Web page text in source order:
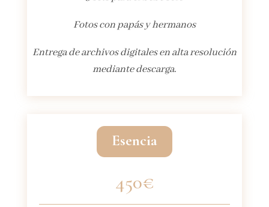
Fotos con papás y hermanos
Entrega de archivos digitales en alta resolución
mediante descarga.
Esencia
450€